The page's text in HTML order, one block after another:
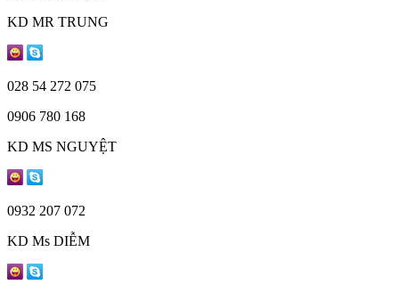
KD MR TRUNG
028 54 272 075
0906 780 168
KD MS NGUYỆT
0932 207 072
KD Ms DIỄM